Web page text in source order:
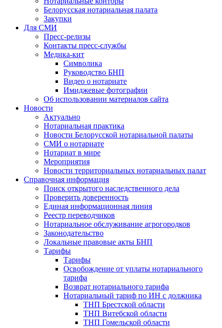
Белорусская нотариальная палата
Закупки
Для СМИ
Пресс-релизы
Контакты пресс-службы
Медика-кит
Символика
Руководство БНП
Видео о нотариате
Имиджевые фотографии
Об использовании материалов сайта
Новости
Актуально
Нотариальная практика
Новости Белорусской нотариальной палаты
СМИ о нотариате
Нотариат в мире
Мероприятия
Новости территориальных нотариальных палат
Справочная информация
Поиск открытого наследственного дела
Проверить доверенность
Единая информационная линия
Реестр переводчиков
Нотариальное обслуживание агрогородков
Законодательство
Локальные правовые акты БНП
Тарифы
Тарифы
Освобождение от уплаты нотариального
тарифа
Возврат нотариального тарифа
Нотариальный тариф по ИН с должника
ТНП Брестской области
ТНП Витебской области
ТНП Гомельской области